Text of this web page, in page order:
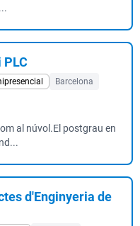
Barcelona
al núvol.El postgrau en
d'Enginyeria de